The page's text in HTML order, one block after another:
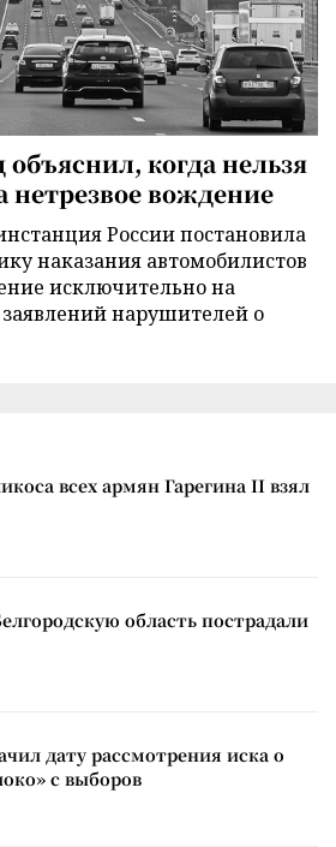
когда нельзя
нетрезвое вождение
России постановила
наказания автомобилистов
исключительно на
нарушителей о
всех армян Гарегина II взял
область пострадали
дату рассмотрения иска о
с выборов